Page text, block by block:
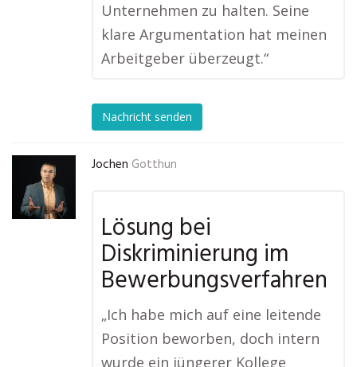
Unternehmen zu halten. Seine
klare Argumentation hat meinen
Arbeitgeber überzeugt.“
Nachricht senden
Jochen Gotthun
Lösung bei
Diskriminierung im
Bewerbungsverfahren
„Ich habe mich auf eine leitende
Position beworben, doch intern
wurde ein jüngerer Kollege